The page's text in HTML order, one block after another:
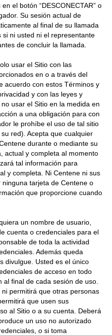
el botón “DESCONECTAR” o
Su sesión actual de
al final de su llamada
ni usted ni el representante
de concluir la llamada.
usar el Sitio con las
en o a través del
acuerdo con estos Términos y
y con las leyes y
usar el Sitio en la medida en
a una obligación para con
le prohíbe el uso de tal sitio
red). Acepta que cualquier
durante o mediante su
actual y completa al momento
tal información para
y completa. Ni Centene ni sus
tarjeta de Centene o
que proporcione cuando
un nombre de usuario,
cuenta o credenciales para el
de toda la actividad
Además queda
divulgue. Usted es el único
de acceso en todo
final de cada sesión de uso.
permitirá que otras personas
que usen sus
al Sitio o a su cuenta. Deberá
un uso no autorizado
o si toma